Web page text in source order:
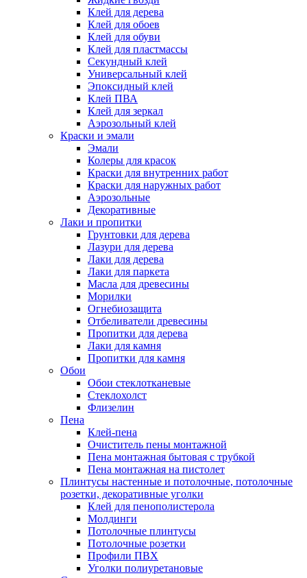
Клей для дерева
Клей для обоев
Клей для обуви
Клей для пластмассы
Секундный клей
Универсальный клей
Эпоксидный клей
Клей ПВА
Клей для зеркал
Аэрозольный клей
Краски и эмали
Эмали
Колеры для красок
Краски для внутренних работ
Краски для наружных работ
Аэрозольные
Декоративные
Лаки и пропитки
Грунтовки для дерева
Лазури для дерева
Лаки для дерева
Лаки для паркета
Масла для древесины
Морилки
Огнебиозащита
Отбеливатели древесины
Пропитки для дерева
Лаки для камня
Пропитки для камня
Обои
Обои стеклотканевые
Стеклохолст
Флизелин
Пена
Клей-пена
Очиститель пены монтажной
Пена монтажная бытовая с трубкой
Пена монтажная на пистолет
Плинтусы настенные и потолочные, потолочные
розетки, декоративные уголки
Клей для пенополистерола
Молдинги
Потолочные плинтусы
Потолочные розетки
Профили ПВХ
Уголки полиуретановые